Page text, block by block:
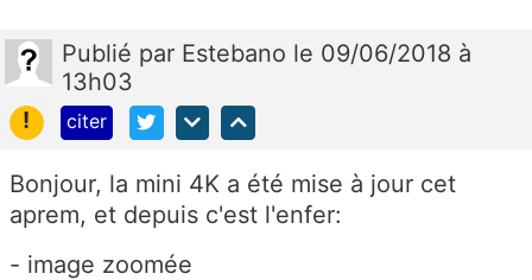
Publié par Estebano le 09/06/2018 à
13h03
!
citer
Bonjour, la mini 4K a été mise à jour cet
aprem, et depuis c'est l'enfer:
- image zoomée